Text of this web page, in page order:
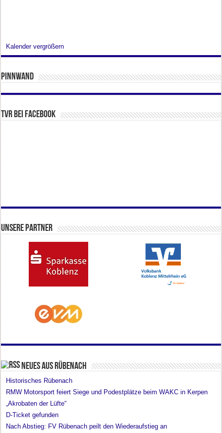
Kalender vergrößern
Pinnwand
TVR bei facebook
Unsere Partner
Neues aus Rübenach
Historisches Rübenach
RMW Motorsport feiert Siege und Podestplätze beim WAKC in Kerpen
„Akrobaten der Lüfte“
D-Ticket gefunden
Nach Abstieg: FV Rübenach peilt den Wiederaufstieg an